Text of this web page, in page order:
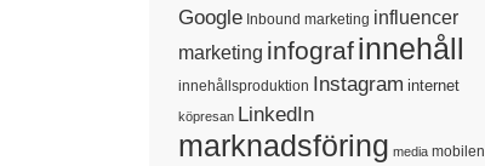
Google Inbound marketing influencer
marketing infografinnehåll
innehållsproduktion Instagram internet
köpresan LinkedIn
marknadsföring media mobilen